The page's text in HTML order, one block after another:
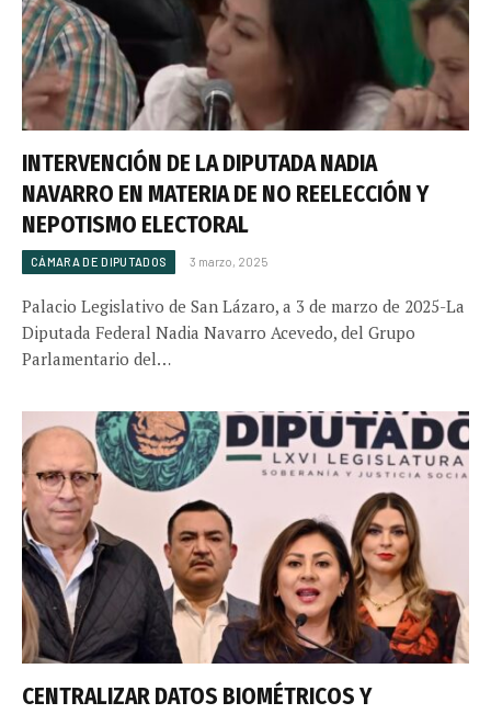
INTERVENCIÓN DE LA DIPUTADA NADIA
NAVARRO EN MATERIA DE NO REELECCIÓN Y
NEPOTISMO ELECTORAL
CÁMARA DE DIPUTADOS 3 marzo, 2025
Palacio Legislativo de San Lázaro, a 3 de marzo de 2025-La
Diputada Federal Nadia Navarro Acevedo, del Grupo
Parlamentario del…
CENTRALIZAR DATOS BIOMÉTRICOS Y